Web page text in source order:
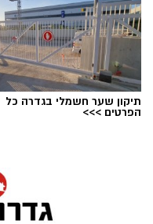
חדשותי? מצאתם
תיקון שער חשמלי בגדרה כל
הפרטים >>>